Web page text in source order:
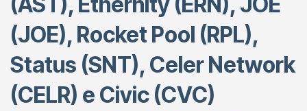
(JOE), Rocket Pool (RPL),
Status (SNT), Celer Network
(CELR) e Civic (CVC)